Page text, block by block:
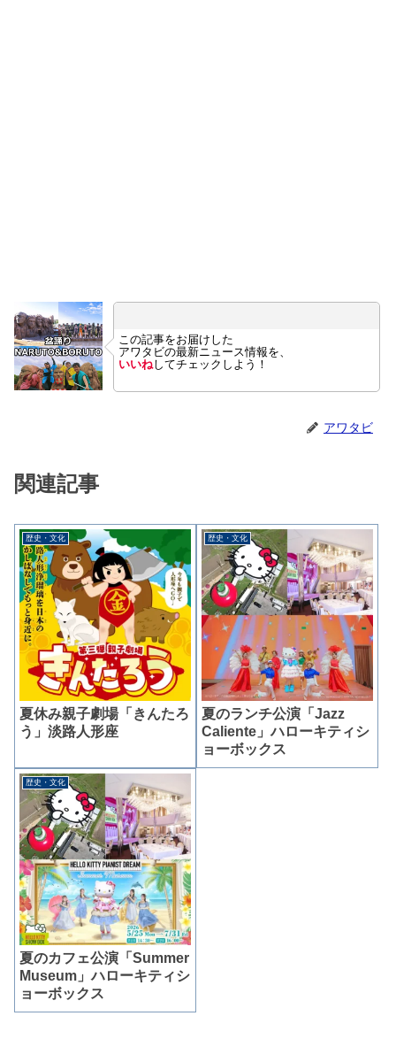
この記事をお届けした
アワタビの最新ニュース情報を、
いいねしてチェックしよう！
アワタビ
関連記事
歴史・文化
夏休み親子劇場「きんたろ
う」淡路人形座
歴史・文化
夏のランチ公演「Jazz
Caliente」ハローキティシ
ョーボックス
歴史・文化
夏のカフェ公演「Summer
Museum」ハローキティシ
ョーボックス